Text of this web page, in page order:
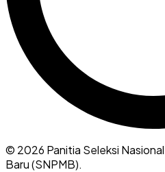
© 2026 Panitia Seleksi
Baru (SNPMB).